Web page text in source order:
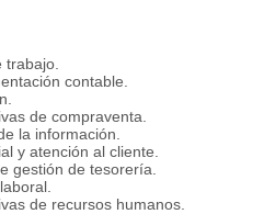
contable.
de compraventa.
la información.
y atención al cliente.
gestión de tesorería.
de recursos humanos.